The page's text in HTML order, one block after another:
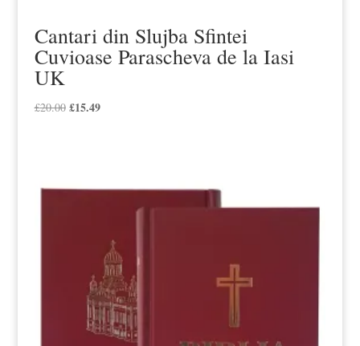
Cantari din Slujba Sfintei
Cuvioase Parascheva de la Iasi
UK
£20.00 Prețul
£15.49Prețul